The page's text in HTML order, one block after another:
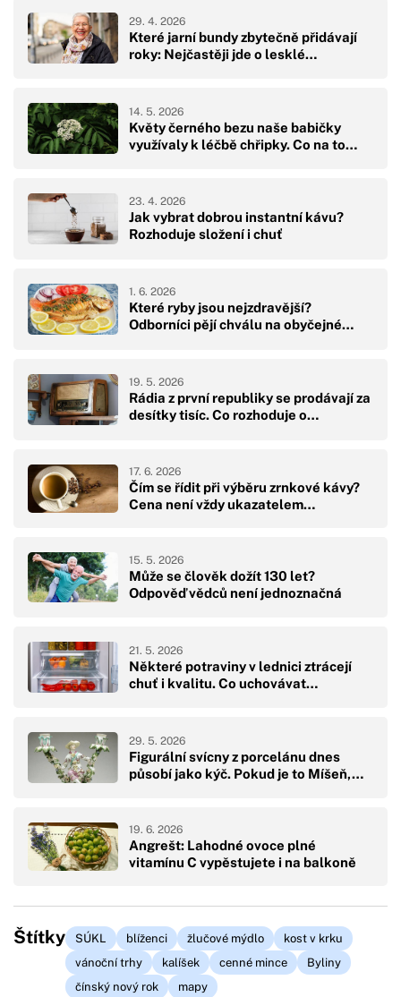
Které jarní bundy zbytečně přidávají
roky: Nejčastěji jde o lesklé…
29. 4. 2026
Květy černého bezu naše babičky
využívaly k léčbě chřipky. Co na to…
14. 5. 2026
Jak vybrat dobrou instantní kávu?
Rozhoduje složení i chuť
23. 4. 2026
Které ryby jsou nejzdravější?
Odborníci pějí chválu na obyčejné…
1. 6. 2026
Rádia z první republiky se prodávají za
desítky tisíc. Co rozhoduje o…
19. 5. 2026
Čím se řídit při výběru zrnkové kávy?
Cena není vždy ukazatelem…
17. 6. 2026
Může se člověk dožít 130 let?
Odpověď vědců není jednoznačná
15. 5. 2026
Některé potraviny v lednici ztrácejí
chuť i kvalitu. Co uchovávat…
21. 5. 2026
Figurální svícny z porcelánu dnes
působí jako kýč. Pokud je to Míšeň,…
29. 5. 2026
Angrešt: Lahodné ovoce plné
vitamínu C vypěstujete i na balkoně
19. 6. 2026
Štítky SÚKL blíženci žlučové mýdlo
kost v krku
vánoční trhy
kalíšek cenné mince
Byliny
čínský nový rok
mapy